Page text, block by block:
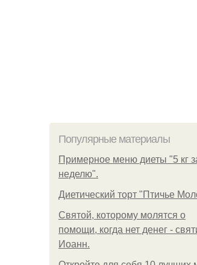
Популярные материалы
Примерное меню диеты "5 кг
неделю".
Диетический торт "Птичье
Святой, которому молятся о
помощи, когда нет денег -
Иоанн.